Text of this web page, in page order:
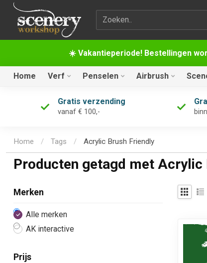
☀️ Vakantieperiode! Bestellingen
Zoekterm
Home Verf Penselen Airbrush
Gratis verzending
vanaf € 100,-
Home / Tags / Acrylic Brush Friendly
Producten getagd met Acrylic
Merken
Alle merken
AK interactive
Prijs